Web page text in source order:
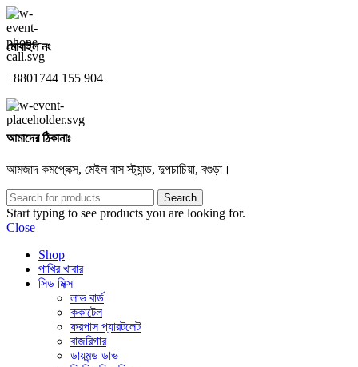
মোবাইল নং
+8801744 155 904
আমাদের ঠিকানাঃ
আমজাদ কমপ্লেক্স, মেইল বাস স্ট্যান্ড, দুপচাচিয়া, বগুড়া।
Search
Start typing to see products you are looking for.
Close
Shop
পাখির খাবার
সিড মিক্স
লাভ বার্ড
ককাটেল
ফরপাস প্যারটলেট
বাজরিগার
ডায়মন্ড ডাভ